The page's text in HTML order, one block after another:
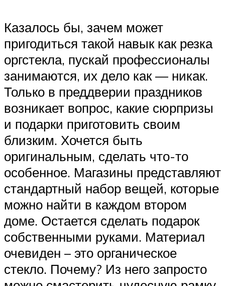
Казалось бы, зачем может
пригодиться такой навык как резка
оргстекла, пускай профессионалы
занимаются, их дело как — никак.
Только в преддверии праздников
возникает вопрос, какие сюрпризы
и подарки приготовить своим
близким. Хочется быть
оригинальным, сделать что-то
особенное. Магазины представляют
стандартный набор вещей, которые
можно найти в каждом втором
доме. Остается сделать подарок
собственными руками. Материал
очевиден – это органическое
стекло. Почему? Из него запросто